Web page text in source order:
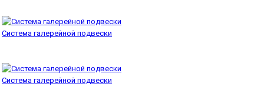
Система галерейной подвески
Система галерейной подвески